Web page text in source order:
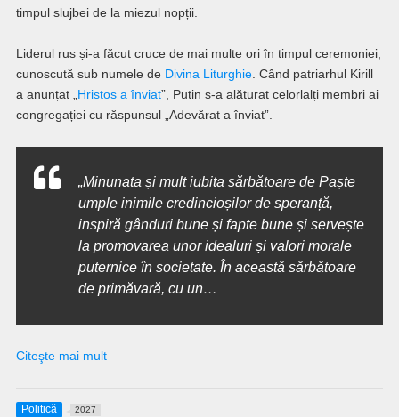
timpul slujbei de la miezul nopții.
Liderul rus și-a făcut cruce de mai multe ori în timpul ceremoniei,
cunoscută sub numele de Divina Liturghie. Când patriarhul Kirill
a anunțat „Hristos a înviat”, Putin s-a alăturat celorlalți membri ai
congregației cu răspunsul „Adevărat a înviat”.
„Minunata și mult iubita sărbătoare de Paște
umple inimile credincioșilor de speranță,
inspiră gânduri bune și fapte bune și servește
la promovarea unor idealuri și valori morale
puternice în societate. În această sărbătoare
de primăvară, cu un…
Citeşte mai mult
Politică 2027